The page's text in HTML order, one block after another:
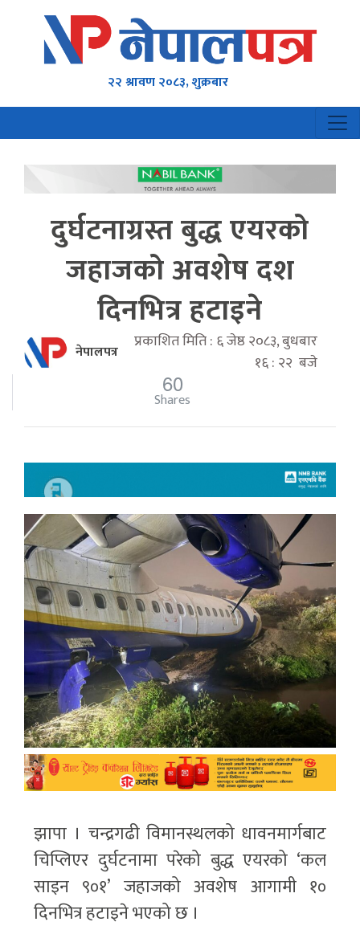
२२ श्रावण २०८३, शुक्रबार
दुर्घटनाग्रस्त बुद्ध एयरको
जहाजको अवशेष दश
दिनभित्र हटाइने
नेपालपत्र
प्रकाशित मिति : ६ जेष्ठ २०८३, बुधबार
१६ : २२ बजे
60
Shares
झापा । चन्द्रगढी विमानस्थलको धावनमार्गबाट
चिप्लिएर दुर्घटनामा परेको बुद्ध एयरको ‘कल
साइन ९०१’ जहाजको अवशेष आगामी १०
दिनभित्र हटाइने भएको छ ।